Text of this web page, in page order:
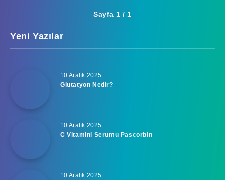
Sayfa 1 / 1
Yeni Yazılar
10 Aralık 2025
Glutatyon Nedir?
10 Aralık 2025
C Vitamini Serumu Pascorbin
10 Aralık 2025